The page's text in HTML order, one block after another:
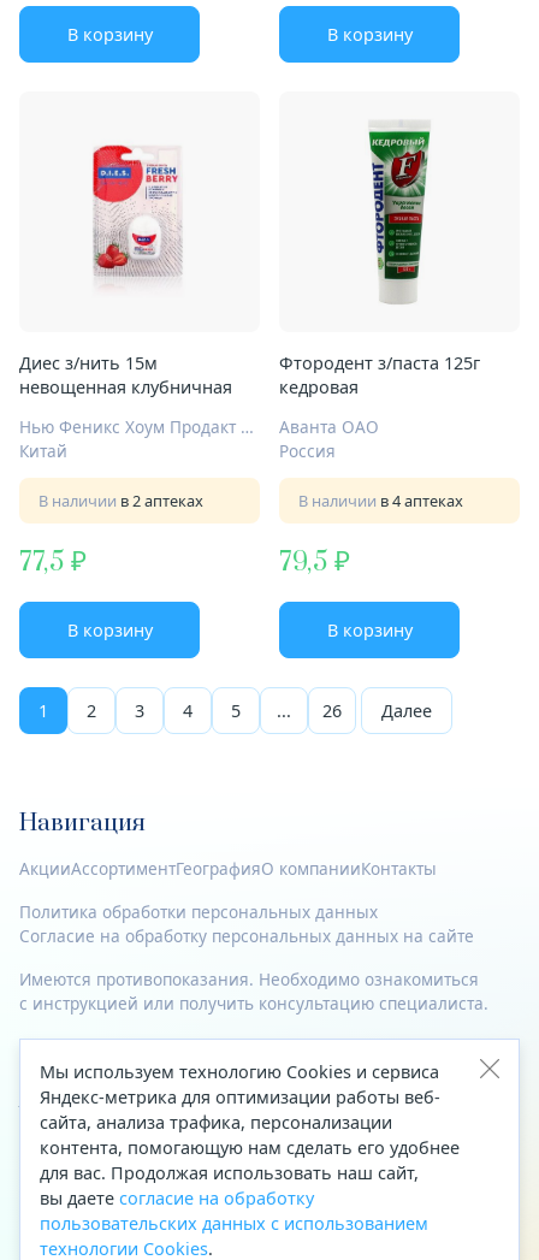
В корзину В корзину
Диес з/нить 15м
невощенная клубничная
Нью Феникс Хоум Продакт Маньюфэктори Ко Лтд
Китай
В наличии в 2 аптеках
77,5
В корзину
Фтородент з/паста 125г
кедровая
Аванта ОАО
Россия
В наличии в 4 аптеках
79,5
В корзину
1 2 3 4 5 ... 26 Далее
Навигация
АкцииАссортиментГеографияО компанииКонтакты
Политика обработки персональных данных
Согласие на обработку персональных данных на сайте
Имеются противопоказания. Необходимо ознакомиться
с инструкцией или получить консультацию специалиста.
© 2023—2026 Все права защищены.
Адрес
Архангельск, ул. Папанина, д. 19 (вход в здание со стороны
автоцентра «Тойота»)
Приемная Генерального директора
Телефон
+7 (8182) 63-60-31
Мы используем технологию Cookies и сервиса
Яндекс-метрика для оптимизации работы веб-
сайта, анализа трафика, персонализации
контента, помогающую нам сделать его удобнее
для вас. Продолжая использовать наш сайт,
вы даете согласие на обработку
пользовательских данных с использованием
технологии Cookies.